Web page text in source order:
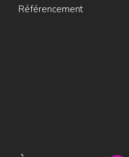
Référencement